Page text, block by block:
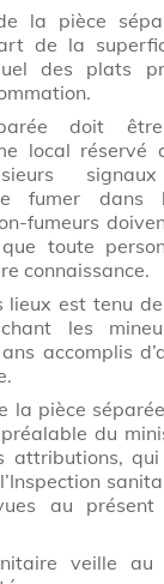
la pièce
de la
des plats
doit être
local réservé
signaux
fumer dans
fumeurs
toute
connaissance.
lieux est tenu
les
accomplis
la pièce
du
attributions, qui
au
veille